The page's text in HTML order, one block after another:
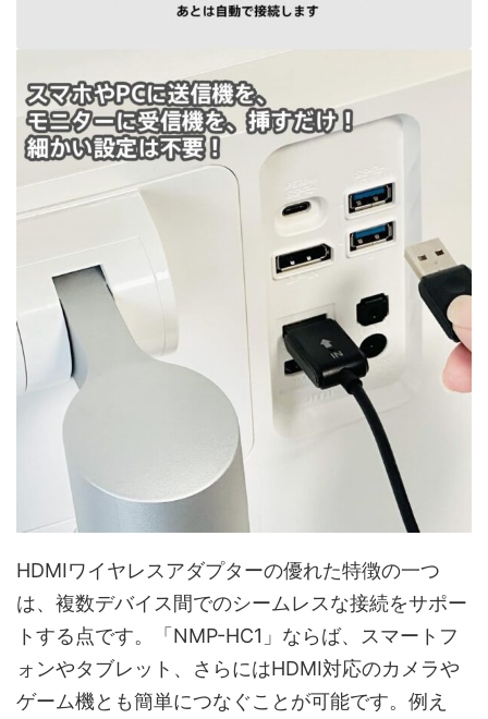
HDMIワイヤレスアダプターの優れた特徴の一つ
は、複数デバイス間でのシームレスな接続をサポー
トする点です。「NMP-HC1」ならば、スマートフ
ォンやタブレット、さらにはHDMI対応のカメラや
ゲーム機とも簡単につなぐことが可能です。例え